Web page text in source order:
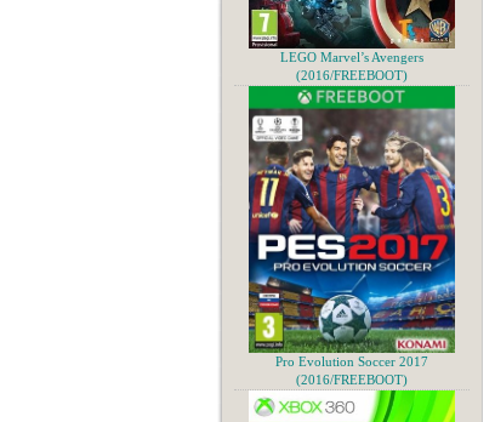
LEGO Marvel’s Avengers
(2016/FREEBOOT)
Pro Evolution Soccer 2017
(2016/FREEBOOT)